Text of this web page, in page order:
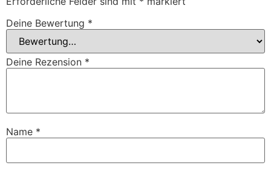
Deine Bewertung *
Deine Rezension *
Name *